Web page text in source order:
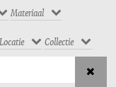
Materiaal
Locatie Collectie